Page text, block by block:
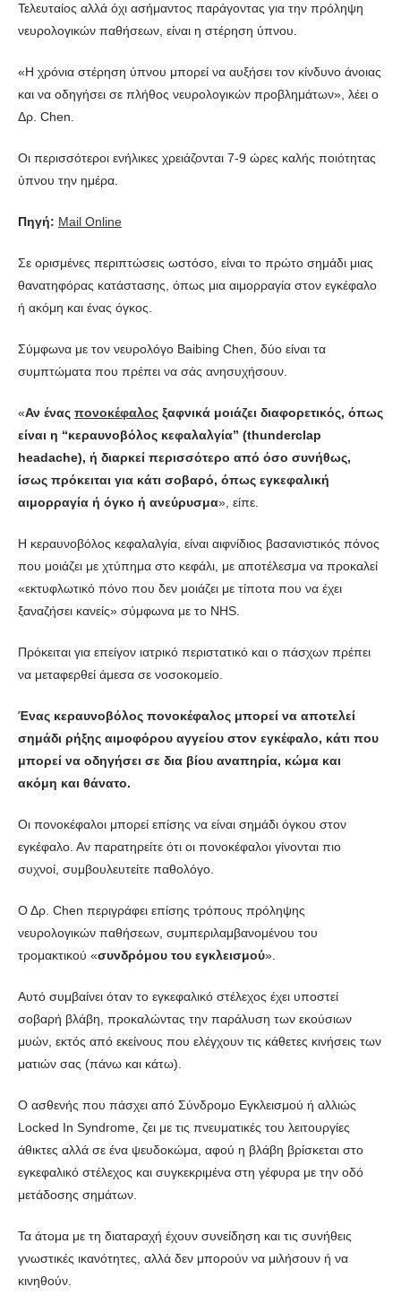
Τελευταίος αλλά όχι ασήμαντος παράγοντας για την πρόληψη
νευρολογικών παθήσεων, είναι η στέρηση ύπνου.
«Η χρόνια στέρηση ύπνου μπορεί να αυξήσει τον κίνδυνο άνοιας
και να οδηγήσει σε πλήθος νευρολογικών προβλημάτων», λέει ο
Δρ. Chen.
Οι περισσότεροι ενήλικες χρειάζονται 7-9 ώρες καλής ποιότητας
ύπνου την ημέρα.
Πηγή: Mail Online
Σε ορισμένες περιπτώσεις ωστόσο, είναι το πρώτο σημάδι μιας
θανατηφόρας κατάστασης, όπως μια αιμορραγία στον εγκέφαλο
ή ακόμη και ένας όγκος.
Σύμφωνα με τον νευρολόγο Baibing Chen, δύο είναι τα
συμπτώματα που πρέπει να σάς ανησυχήσουν.
«Αν ένας πονοκέφαλος ξαφνικά μοιάζει διαφορετικός, όπως
είναι η “κεραυνοβόλος κεφαλαλγία” (thunderclap
headache), ή διαρκεί περισσότερο από όσο συνήθως,
ίσως πρόκειται για κάτι σοβαρό, όπως εγκεφαλική
αιμορραγία ή όγκο ή ανεύρυσμα», είπε.
Η κεραυνοβόλος κεφαλαλγία, είναι αιφνίδιος βασανιστικός πόνος
που μοιάζει με χτύπημα στο κεφάλι, με αποτέλεσμα να προκαλεί
«εκτυφλωτικό πόνο που δεν μοιάζει με τίποτα που να έχει
ξαναζήσει κανείς» σύμφωνα με το NHS.
Πρόκειται για επείγον ιατρικό περιστατικό και ο πάσχων πρέπει
να μεταφερθεί άμεσα σε νοσοκομείο.
Ένας κεραυνοβόλος πονοκέφαλος μπορεί να αποτελεί
σημάδι ρήξης αιμοφόρου αγγείου στον εγκέφαλο, κάτι που
μπορεί να οδηγήσει σε δια βίου αναπηρία, κώμα και
ακόμη και θάνατο.
Οι πονοκέφαλοι μπορεί επίσης να είναι σημάδι όγκου στον
εγκέφαλο. Αν παρατηρείτε ότι οι πονοκέφαλοι γίνονται πιο
συχνοί, συμβουλευτείτε παθολόγο.
Ο Δρ. Chen περιγράφει επίσης τρόπους πρόληψης
νευρολογικών παθήσεων, συμπεριλαμβανομένου του
τρομακτικού «συνδρόμου του εγκλεισμού».
Αυτό συμβαίνει όταν το εγκεφαλικό στέλεχος έχει υποστεί
σοβαρή βλάβη, προκαλώντας την παράλυση των εκούσιων
μυών, εκτός από εκείνους που ελέγχουν τις κάθετες κινήσεις των
ματιών σας (πάνω και κάτω).
Ο ασθενής που πάσχει από Σύνδρομο Εγκλεισμού ή αλλιώς
Locked In Syndrome, ζει με τις πνευματικές του λειτουργίες
άθικτες αλλά σε ένα ψευδοκώμα, αφού η βλάβη βρίσκεται στο
εγκεφαλικό στέλεχος και συγκεκριμένα στη γέφυρα με την οδό
μετάδοσης σημάτων.
Τα άτομα με τη διαταραχή έχουν συνείδηση και τις συνήθεις
γνωστικές ικανότητες, αλλά δεν μπορούν να μιλήσουν ή να
κινηθούν.